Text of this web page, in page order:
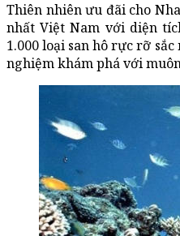
Thiên nhiên ưu đãi cho
nhất Việt Nam với diện
1.000 loại san hô rực rỡ
nghiệm khám phá với